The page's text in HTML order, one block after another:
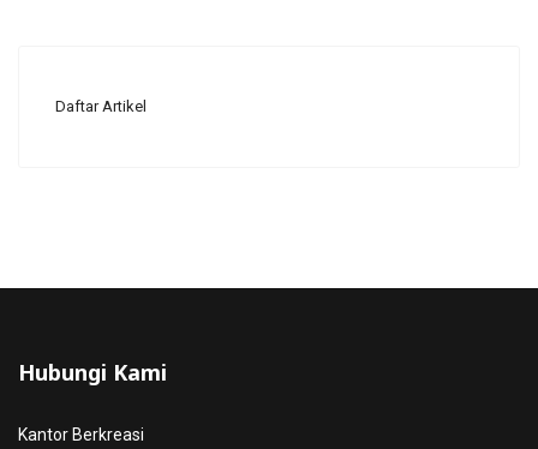
Daftar Artikel
Hubungi Kami
Kantor Berkreasi